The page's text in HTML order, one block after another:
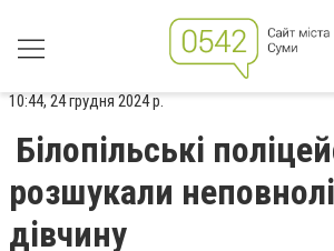
10:44, 24 грудня 2024 р.
Білопільські
розшукали
дівчину